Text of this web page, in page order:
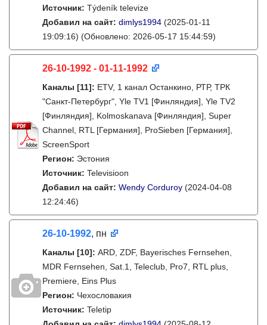
Источник: Týdeník televize
Добавил на сайт: dimlys1994 (2025-01-11
19:09:16) (Обновлено: 2026-05-17 15:44:59)
26-10-1992 - 01-11-1992
Каналы [11]: ETV, 1 канал Останкино, РТР, ТРК
"Санкт-Петербург", Yle TV1 [Финляндия], Yle TV2
[Финляндия], Kolmoskanava [Финляндия], Super
Channel, RTL [Германия], ProSieben [Германия],
ScreenSport
Регион: Эстония
Источник: Televisioon
Добавил на сайт: Wendy Corduroy (2024-04-08
12:24:46)
26-10-1992, пн
Каналы [10]: ARD, ZDF, Bayerisches Fernsehen,
MDR Fernsehen, Sat.1, Teleclub, Pro7, RTL plus,
Premiere, Eins Plus
Регион: Чехословакия
Источник: Teletip